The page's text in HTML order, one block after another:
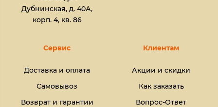
Дубнинская, д. 40А,
корп. 4, кв. 86
Сервис
Доставка и оплата
Самовывоз
Возврат и гарантии
Клиентам
Акции и скидки
Как заказать
Вопрос-Ответ